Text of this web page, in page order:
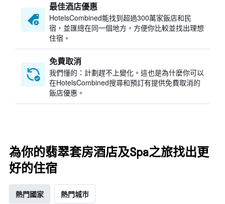
最佳酒店優惠
HotelsCombined​能找到超過300萬家飯店和民
宿，並匯總在同一個地方，方便你比較並找出理想
住宿。
免費取消
我們懂的：計劃趕不上變化。這也是為什麼你可以
在HotelsCombined搜尋和預訂有提供免費取消的
飯店優惠。
為你的翡翠套房酒店及Spa之旅找出更
好的住宿
熱門國家 熱門城市